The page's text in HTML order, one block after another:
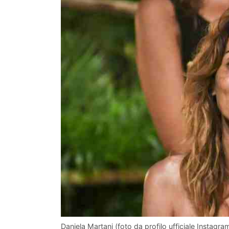
Daniela Martani (foto da profilo ufficiale